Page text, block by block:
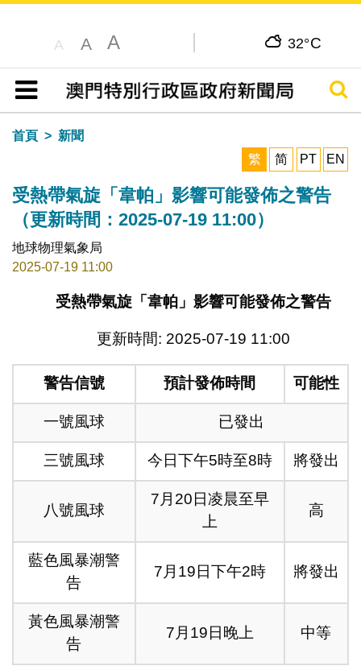
A A A 32°C
目錄
搜尋
首頁
新聞
繁
简 PT EN
受熱帶氣旋「韋帕」影響可能發佈之警告
（更新時間：2025-07-19 11:00）
地球物理氣象局
2025-07-19 11:00
受熱帶氣旋「韋帕」影響可能發佈之警告
更新時間: 2025-07-19 11:00
警告信號 預計發佈時間 可能性
一號風球 已發出
三號風球 今日下午5時至8時 將發出
八號風球
7月20日凌晨至早
上
高
藍色風暴潮警
告
7月19日下午2時 將發出
黃色風暴潮警
告
7月19日晚上 中等